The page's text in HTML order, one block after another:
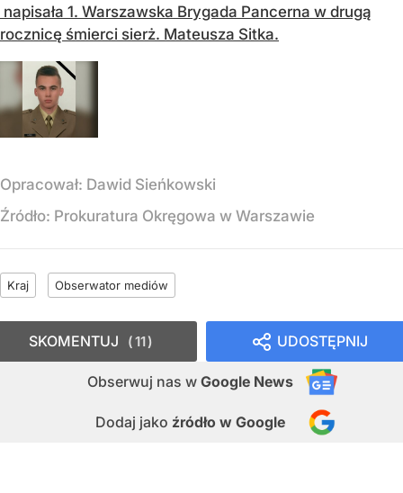
napisała 1. Warszawska Brygada Pancerna w drugą
rocznicę śmierci sierż. Mateusza Sitka.
Opracował: Dawid Sieńkowski
Źródło: Prokuratura Okręgowa w Warszawie
Kraj Obserwator mediów
UDOSTĘPNIJ
Obserwuj nas w Google News
Dodaj jako źródło w Google
SKOMENTUJ 11